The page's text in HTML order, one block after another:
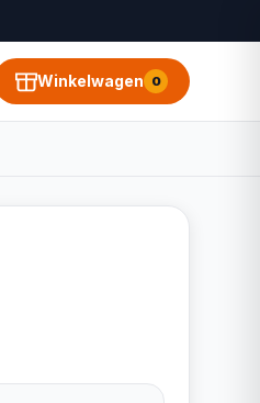
Winkelwagen 0